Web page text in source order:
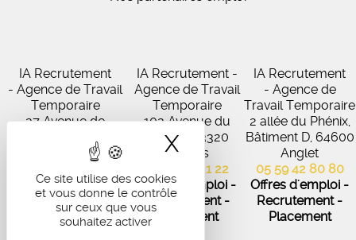
Ce site utilise des cookies
et vous donne le contrôle
sur ceux que vous
souhaitez activer
X Masquer le
IA Recrutement
- Agence de Travail
Temporaire
27 Avenue de
Artigues-près-
05 56 67 48 57
Offres d'emploi -
Recrutement -
IA Recrutement -
Agence de Travail
Temporaire
102 Avenue du
Médoc, 33320
Eysines
05 56 45 21 22
Offres d'emploi -
Recrutement -
Placement
IA Recrutement
- Agence de
Travail Temporaire
2 allée du Phénix,
Bâtiment D, 64600
Anglet
05 59 42 80 80
Offres d'emploi -
Recrutement -
Placement